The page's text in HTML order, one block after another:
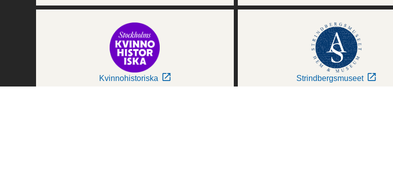
Kvinnohistoriska Strindbergsmuseet